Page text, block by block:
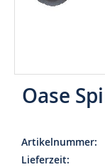
Oase
Artikelnummer
Lieferzeit